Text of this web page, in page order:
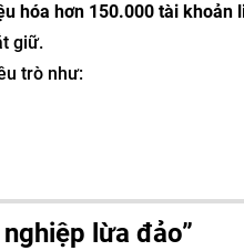
hóa hơn 150.000 tài khoản
giữ.
trò như:
lừa đảo”